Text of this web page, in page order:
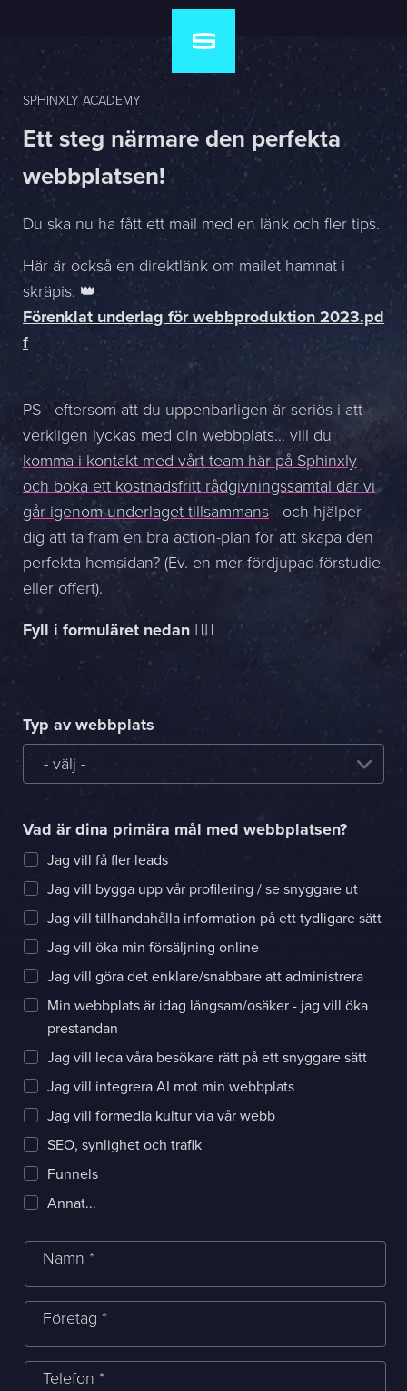
SPHINXLY ACADEMY
Ett steg närmare den perfekta
webbplatsen!
Du ska nu ha fått ett mail med en länk och fler tips.
Här är också en direktlänk om mailet hamnat i
skräpis. 👑
Förenklat underlag för webbproduktion 2023.pd
f
PS - eftersom att du uppenbarligen är seriös i att
verkligen lyckas med din webbplats... vill du
komma i kontakt med vårt team här på Sphinxly
och boka ett kostnadsfritt rådgivningssamtal där vi
går igenom underlaget tillsammans- och hjälper
dig att ta fram en bra action-plan för att skapa den
perfekta hemsidan? (Ev. en mer fördjupad förstudie
eller offert).
Fyll i formuläret nedan 👇🏻
Typ av webbplats
- välj -
Vad är dina primära mål med webbplatsen?
Jag vill få fler leads
Jag vill bygga upp vår profilering / se snyggare ut
Jag vill tillhandahålla information på ett tydligare sätt
Jag vill öka min försäljning online
Jag vill göra det enklare/snabbare att administrera
Min webbplats är idag långsam/osäker - jag vill öka
prestandan
Jag vill leda våra besökare rätt på ett snyggare sätt
Jag vill integrera AI mot min webbplats
Jag vill förmedla kultur via vår webb
SEO, synlighet och trafik
Funnels
Annat...
Namn *
Företag *
Telefon *